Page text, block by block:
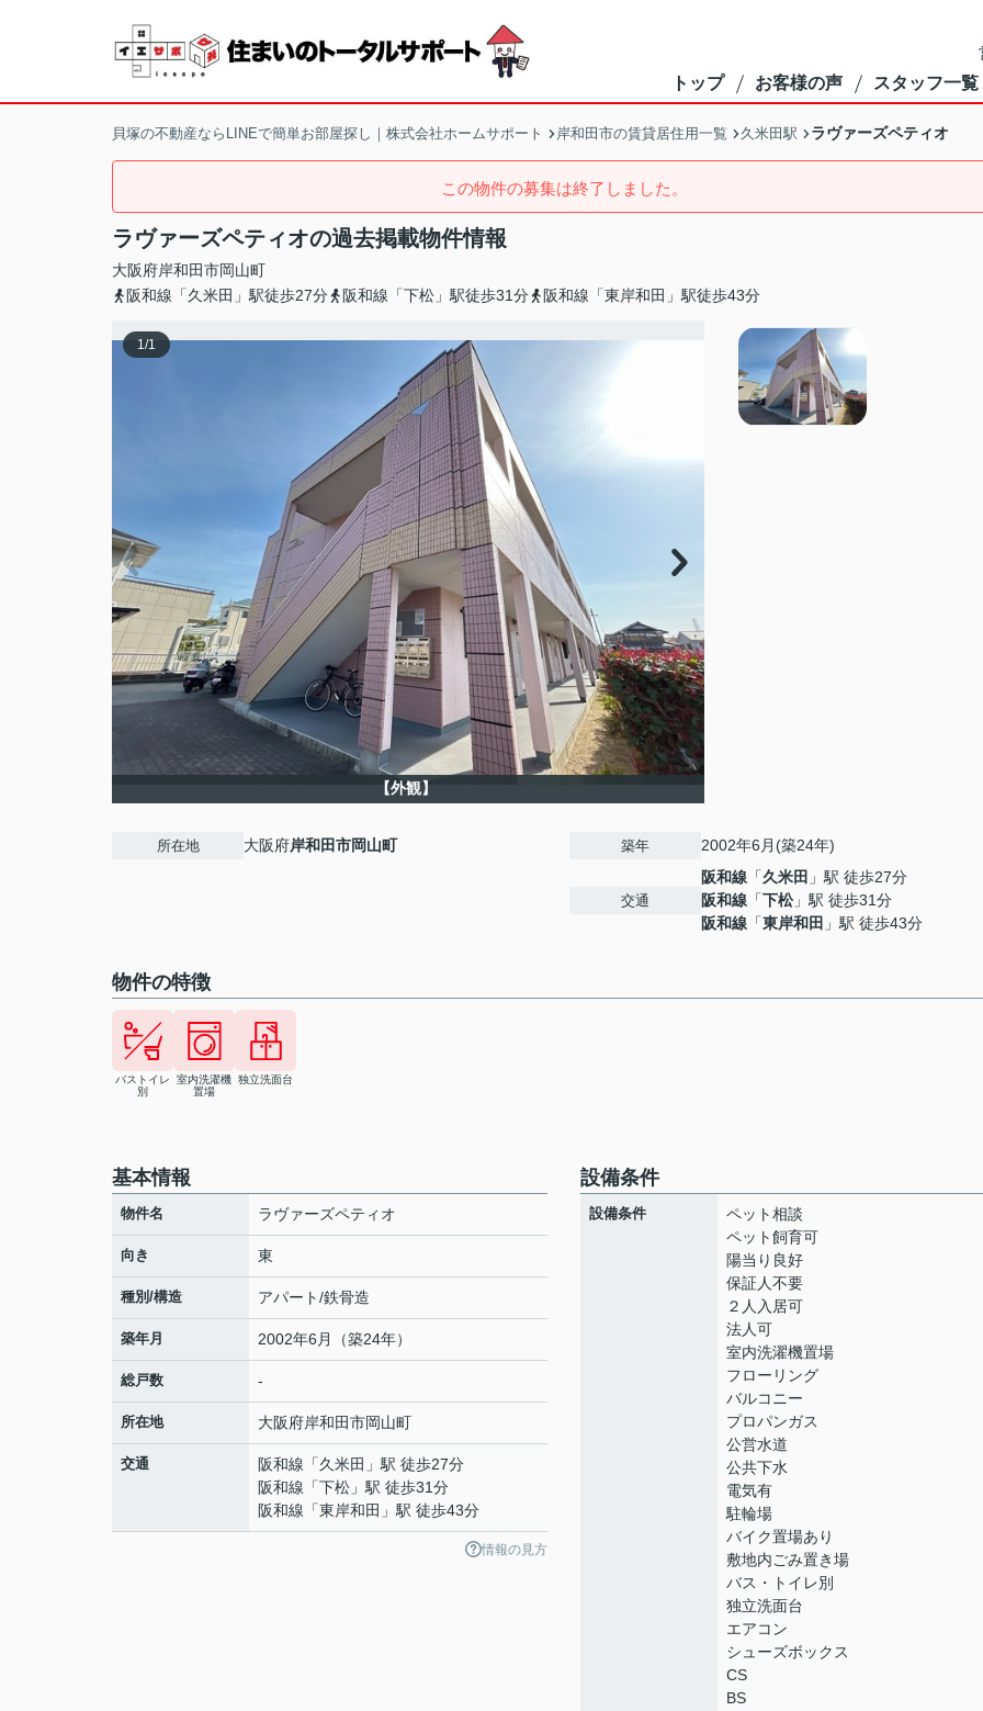
トップ お客様の声 スタッフ一覧
貝塚の不動産ならLINEで簡単お部屋探し｜株式会社ホームサポート 岸和田市の賃貸居住用一覧 久米田駅 ラヴァーズペティオ
この物件の募集は終了しました。
ラヴァーズペティオの過去掲載物件情報
大阪府岸和田市岡山町
阪和線「久米田」駅徒歩27分
阪和線「下松」駅徒歩31分 阪和線「東岸和田」駅徒歩43分
1/1
【外観】
所在地 大阪府岸和田市岡山町 築年 2002年6月(築24年)
交通
阪和線 「久米田 」駅 徒歩27分
阪和線 「下松」駅 徒歩31分
阪和線 「東岸和田 」駅 徒歩43分
物件の特徴
バストイレ
別
室内洗濯機
置場
独立洗面台
基本情報
物件名 ラヴァーズペティオ
向き 東
種別/構造 アパート/鉄骨造
築年月 2002年6月（築24年）
総戸数 -
所在地 大阪府岸和田市岡山町
交通 阪和線 「久米田 」駅 徒歩27分
阪和線 「下松 」駅 徒歩31分
阪和線 「東岸和田 」駅 徒歩43分
情報の見方
設備条件
設備条件
ペット相談
ペット飼育可
陽当り良好
保証人不要
２人入居可
法人可
室内洗濯機置場
フローリング
バルコニー
プロパンガス
公営水道
公共下水
電気有
駐輪場
バイク置場あり
敷地内ごみ置き場
バス・トイレ別
独立洗面台
エアコン
シューズボックス
CS
BS